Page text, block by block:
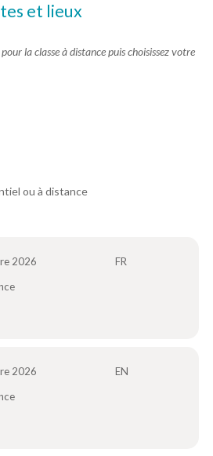
et lieux
la classe à distance puis choisissez votre
ou à distance
2026
FR
2026
EN